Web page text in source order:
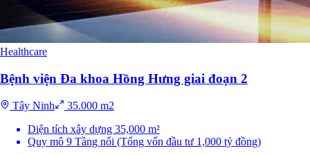
Healthcare
Bệnh viện Đa khoa Hồng Hưng giai đoạn 2
Tây Ninh
35.000 m2
Diện tích xây dựng 35,000 m²
Quy mô 9 Tầng nổi (Tổng vốn đầu tư 1,000 tỷ đồng)